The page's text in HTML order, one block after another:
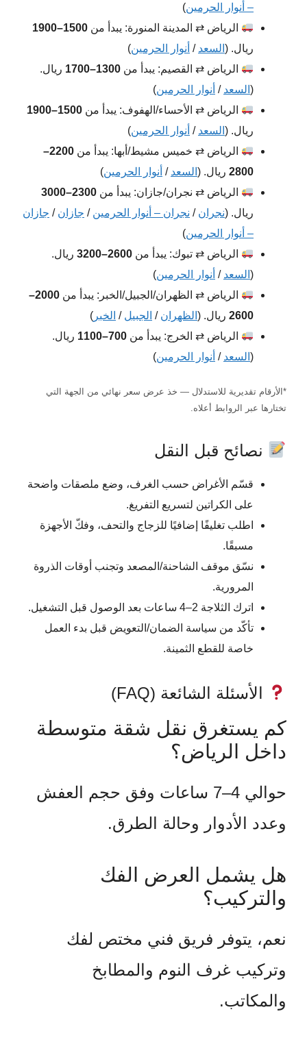
– أنوار الحرمين)
الرياض ⇄ المدينة المنورة: يبدأ من1500–1900
ريال. ( السعد / أنوار الحرمين)
الرياض ⇄ القصيم: يبدأ من1300–1700
ريال.
( السعد / أنوار الحرمين)
الرياض ⇄ الأحساء/الهفوف: يبدأ من1500–1900
ريال. ( السعد / أنوار الحرمين)
الرياض ⇄ خميس مشيط/أبها: يبدأ من
2200–
2800 ريال. ( السعد / أنوار الحرمين)
الرياض ⇄ نجران/جازان: يبدأ من2300–3000
ريال. (نجران / نجران – أنوار الحرمين / جازان / جازان
– أنوار الحرمين)
الرياض ⇄ تبوك: يبدأ من2600–3200
ريال.
( السعد / أنوار الحرمين)
الرياض ⇄ الظهران/الجبيل/الخبر: يبدأ من
2000–
2600 ريال. ( الظهران / الجبيل / الخبر )
الرياض ⇄ الخرج: يبدأ من700–1100
ريال.
( السعد / أنوار الحرمين)
*الأرقام تقديرية للاستدلال — خذ عرض سعر نهائي من الجهة التي
تختارها عبر الروابط أعلاه.
نصائح قبل النقل
قسّم الأغراض حسب الغرف، وضع ملصقات واضحة
على الكراتين لتسريع التفريغ.
اطلب تغليفًا إضافيًا للزجاج والتحف، وفكّ الأجهزة
مسبقًا.
نسّق موقف الشاحنة/المصعد وتجنب أوقات الذروة
المرورية.
اترك الثلاجة 2–4 ساعات بعد الوصول قبل التشغيل.
تأكّد من سياسة الضمان/التعويض قبل بدء العمل
خاصة للقطع الثمينة.
الأسئلة الشائعة (FAQ)
كم يستغرق نقل شقة متوسطة
داخل الرياض؟
حوالي 4–7 ساعات وفق حجم العفش
وعدد الأدوار وحالة الطرق.
هل يشمل العرض الفك
والتركيب؟
نعم، يتوفر فريق فني مختص لفك
وتركيب غرف النوم والمطابخ
والمكاتب.